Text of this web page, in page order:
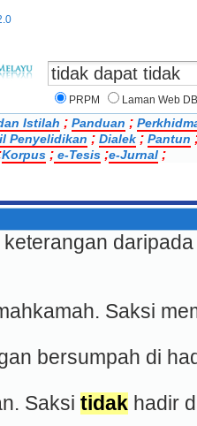
PRPM Laman Web
Istilah ; Panduan ;
Penyelidikan ; Dialek ; Pantun
Korpus ; e-Tesis ;e-Jurnal ;
keterangan
Saksi
bersumpah di
Saksi tidak hadir